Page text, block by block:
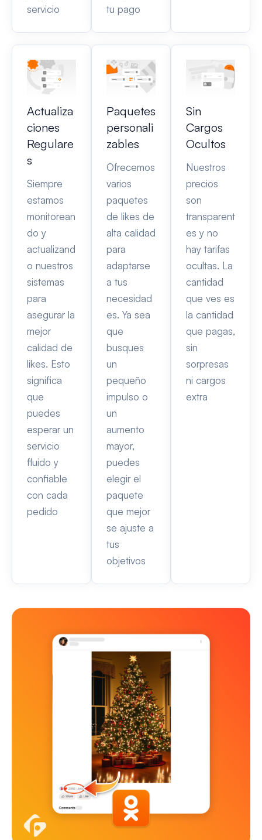
servicio
tu pago
Actualiza
ciones
Regulare
s
Siempre
estamos
monitorean
do y
actualizand
o nuestros
sistemas
para
asegurar la
mejor
calidad de
likes. Esto
significa
que
puedes
esperar un
servicio
fluido y
confiable
con cada
pedido
Paquetes
personali
zables
Ofrecemos
varios
paquetes
de likes de
alta calidad
para
adaptarse
a tus
necesidad
es. Ya sea
que
busques
un
pequeño
impulso o
un
aumento
mayor,
puedes
elegir el
paquete
que mejor
se ajuste a
tus
objetivos
Sin
Cargos
Ocultos
Nuestros
precios
son
transparent
es y no
hay tarifas
ocultas. La
cantidad
que ves es
la cantidad
que pagas,
sin
sorpresas
ni cargos
extra